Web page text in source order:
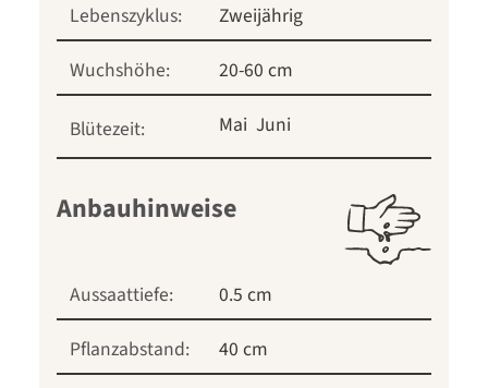
Lebenszyklus:
Zweijährig
Wuchshöhe:
20-60 cm
Blütezeit: Mai Juni
Anbauhinweise
Aussaattiefe:
0.5 cm
Pflanzabstand:
40 cm